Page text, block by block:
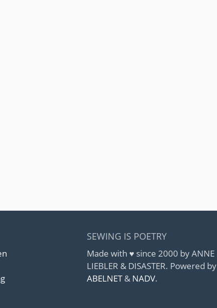
SEWING IS POETRY
Made with ♥ since 2000 by ANNE
LIEBLER & DISASTER. Powered by
ABELNET& NADV.